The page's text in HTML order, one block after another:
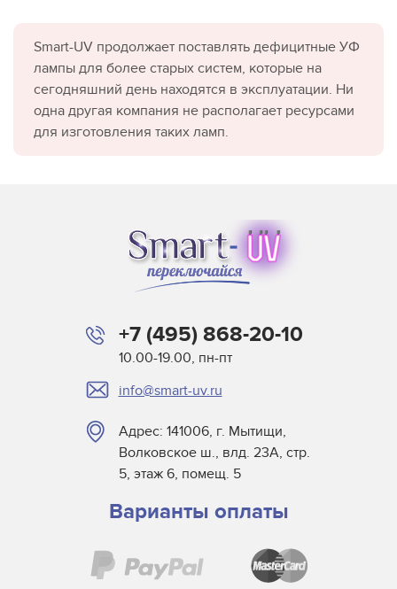
Smart-UV продолжает поставлять дефицитные УФ
лампы для более старых систем, которые на
сегодняшний день находятся в эксплуатации. Ни
одна другая компания не располагает ресурсами
для изготовления таких ламп.
+7 (495) 868-20-10
10.00-19.00, пн-пт
info@smart-uv.ru
Адрес: 141006, г. Мытищи,
Волковское ш., влд. 23А, стр.
5, этаж 6, помещ. 5
Варианты оплаты